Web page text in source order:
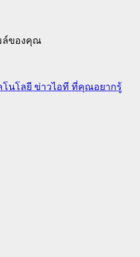
ล์ของคุณ
โนโลยี ข่าวไอที ที่คุณอยากรู้